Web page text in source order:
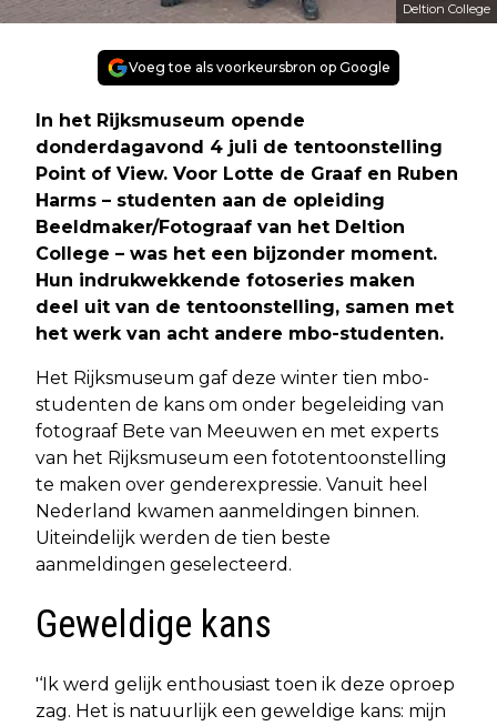
Deltion College
Voeg toe als voorkeursbron op Google
In het Rijksmuseum opende
donderdagavond 4 juli de tentoonstelling
Point of View. Voor Lotte de Graaf en Ruben
Harms – studenten aan de opleiding
Beeldmaker/Fotograaf van het Deltion
College – was het een bijzonder moment.
Hun indrukwekkende fotoseries maken
deel uit van de tentoonstelling, samen met
het werk van acht andere mbo-studenten.
Het Rijksmuseum gaf deze winter tien mbo-
studenten de kans om onder begeleiding van
fotograaf Bete van Meeuwen en met experts
van het Rijksmuseum een fototentoonstelling
te maken over genderexpressie. Vanuit heel
Nederland kwamen aanmeldingen binnen.
Uiteindelijk werden de tien beste
aanmeldingen geselecteerd.
Geweldige kans
'‘Ik werd gelijk enthousiast toen ik deze oproep
zag. Het is natuurlijk een geweldige kans: mijn